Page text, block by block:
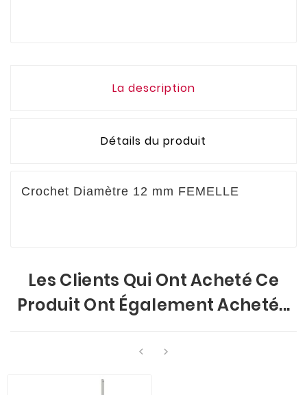
La description
Détails du produit
Crochet Diamètre 12 mm FEMELLE
Les Clients Qui Ont Acheté Ce
Produit Ont Également Acheté...
 